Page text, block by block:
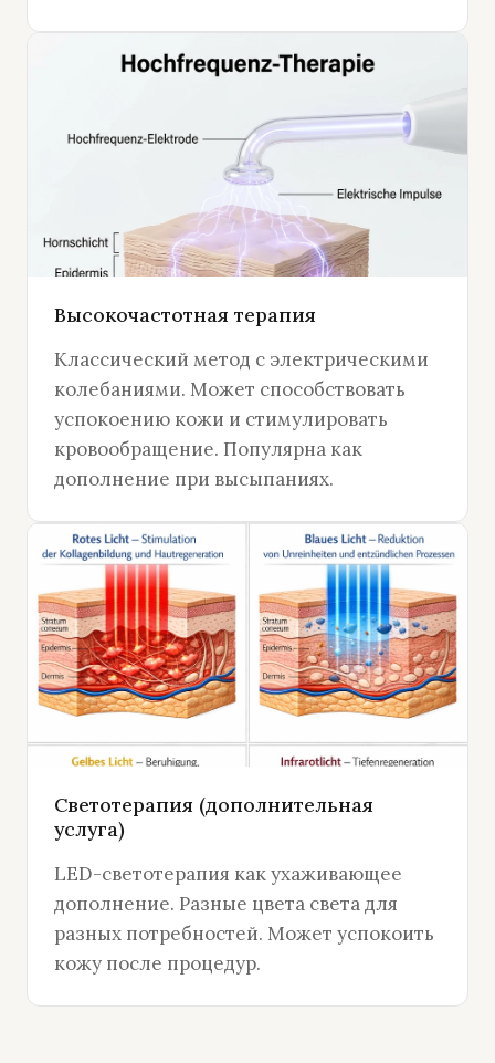
Высокочастотная терапия
Классический метод с электрическими
колебаниями. Может способствовать
успокоению кожи и стимулировать
кровообращение. Популярна как
дополнение при высыпаниях.
Светотерапия (дополнительная
услуга)
LED-светотерапия как ухаживающее
дополнение. Разные цвета света для
разных потребностей. Может успокоить
кожу после процедур.